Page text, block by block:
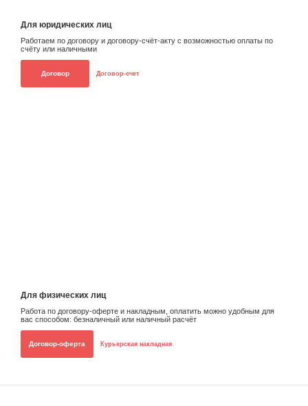
Для юридических лиц
Работаем по договору и договору-счёт-акту с возможностью оплаты по
счёту или наличными
Договор Договор-счет
Для физических лиц
Работа по договору-оферте и накладным, оплатить можно удобным для
вас способом: безналичный или наличный расчёт
Договор-оферта Курьерская накладная